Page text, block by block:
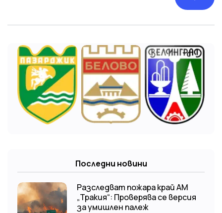
Последни новини
Разследват пожара край АМ
„Тракия“: Проверява се версия
за умишлен палеж